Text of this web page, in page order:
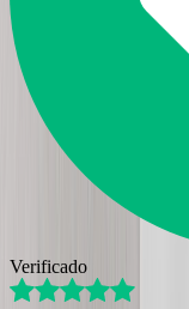
Verificado